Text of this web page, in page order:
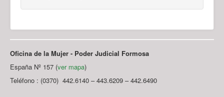
Oficina de la Mujer - Poder Judicial Formosa
España Nº 157 (ver mapa)
Teléfono : (0370) 442.6140 – 443.6209 – 442.6490